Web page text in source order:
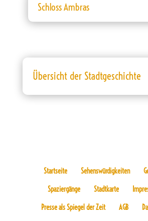
Schloss Ambras
Übersicht der Stadtgeschichte
Startseite Sehenswürdigkeiten
Spaziergänge
Stadtkarte
Presse als Spiegel der Zeit
AGB